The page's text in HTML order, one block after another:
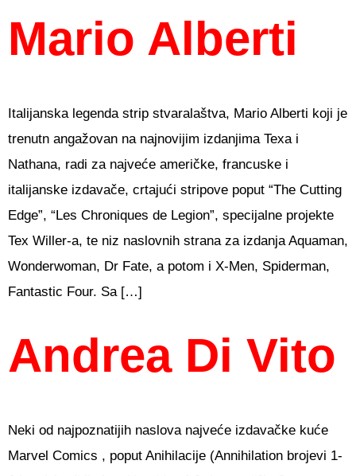
Mario Alberti
Italijanska legenda strip stvaralaštva, Mario Alberti koji je
trenutn angažovan na najnovijim izdanjima Texa i
Nathana, radi za najveće američke, francuske i
italijanske izdavače, crtajući stripove poput “The Cutting
Edge”, “Les Chroniques de Legion”, specijalne projekte
Tex Willer-a, te niz naslovnih strana za izdanja Aquaman,
Wonderwoman, Dr Fate, a potom i X-Men, Spiderman,
Fantastic Four. Sa […]
Andrea Di Vito
Neki od najpoznatijih naslova najveće izdavačke kuće
Marvel Comics , poput Anihilacije (Annihilation brojevi 1-